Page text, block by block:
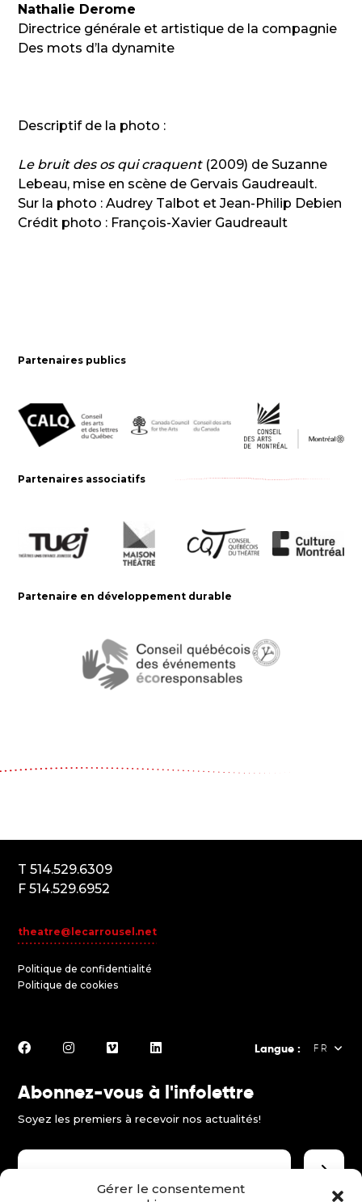
Gérer le consentement
Nathalie Derome
Directrice générale et artistique de la compagnie
Des mots d’la dynamite
Descriptif de la photo :
Le bruit des os qui craquent (2009) de Suzanne
Lebeau, mise en scène de Gervais Gaudreault.
Sur la photo : Audrey Talbot et Jean-Philip Debien
Crédit photo : François-Xavier Gaudreault
Partenaires publics
Partenaires associatifs
Partenaire en développement durable
T 514.529.6309
F 514.529.6952
theatre@lecarrousel.net
Politique de confidentialité
Politique de cookies
Langue : FR
ES
Abonnez-vous à l'infolettre
Soyez les premiers à recevoir nos actualités!